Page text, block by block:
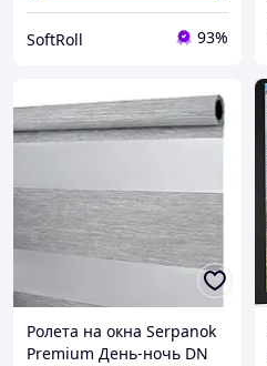
SoftRoll 93%
Ролета на окна Serpanok
Premium День-ночь DN